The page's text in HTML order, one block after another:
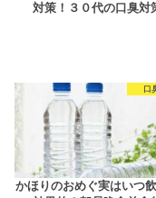
対策！３０代の口臭対
口
かほりのおめぐ実はいつ